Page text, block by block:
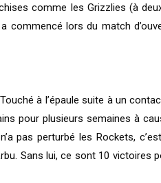
comme les Grizzlies (à
lors du match
à l’épaule suite à un
pour plusieurs semaines à
pas perturbé les Rockets,
Sans lui, ce sont 10